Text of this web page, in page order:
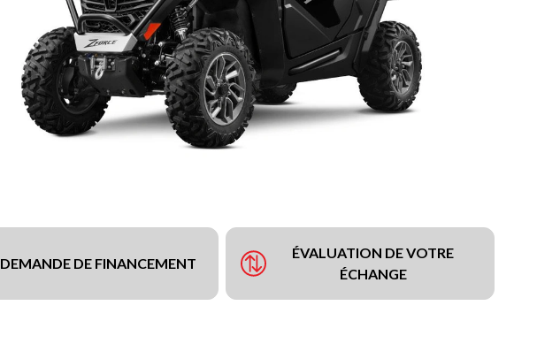
DEMANDE DE FINANCEMENT
ÉVALUATION DE VOTRE
ÉCHANGE